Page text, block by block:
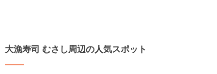
大漁寿司 むさし周辺の人気スポット